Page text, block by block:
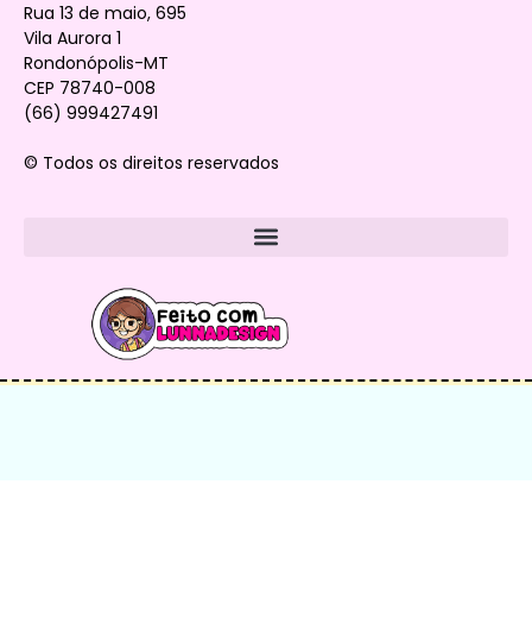
Rua 13 de maio, 695
Vila Aurora 1
Rondonópolis-MT
CEP 78740-008
(66) 999427491
© Todos os direitos reservados